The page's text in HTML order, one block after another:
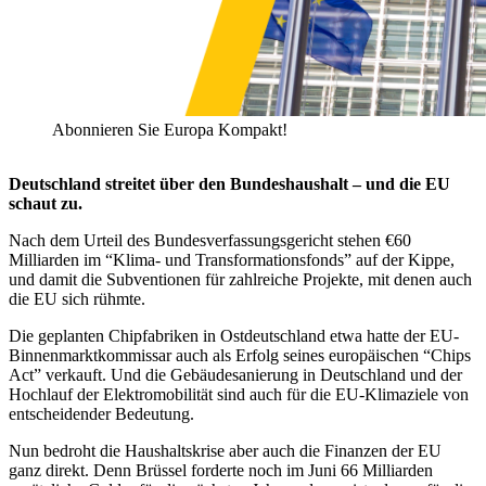
Abonnieren Sie Europa Kompakt!
Deutschland streitet über den Bundeshaushalt – und die EU
schaut zu.
Nach dem Urteil des Bundesverfassungsgericht stehen €60
Milliarden im “Klima- und Transformationsfonds” auf der Kippe,
und damit die Subventionen für zahlreiche Projekte, mit denen auch
die EU sich rühmte.
Die geplanten Chipfabriken in Ostdeutschland etwa hatte der EU-
Binnenmarktkommissar auch als Erfolg seines europäischen “Chips
Act” verkauft. Und die Gebäudesanierung in Deutschland und der
Hochlauf der Elektromobilität sind auch für die EU-Klimaziele von
entscheidender Bedeutung.
Nun bedroht die Haushaltskrise aber auch die Finanzen der EU
ganz direkt. Denn Brüssel forderte noch im Juni 66 Milliarden